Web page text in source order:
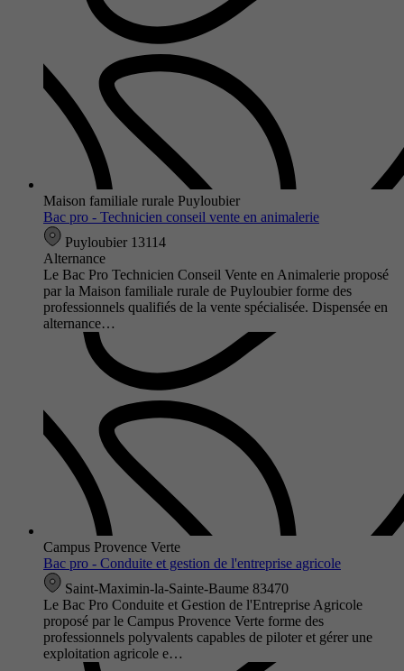
Maison familiale rurale Puyloubier
Bac pro - Technicien conseil vente en animalerie
Puyloubier 13114
Alternance
Le Bac Pro Technicien Conseil Vente en Animalerie proposé
par la Maison familiale rurale de Puyloubier forme des
professionnels qualifiés de la vente spécialisée. Dispensée en
alternance…
Campus Provence Verte
Bac pro - Conduite et gestion de l'entreprise agricole
Saint-Maximin-la-Sainte-Baume 83470
Le Bac Pro Conduite et Gestion de l'Entreprise Agricole
proposé par le Campus Provence Verte forme des
professionnels polyvalents capables de piloter et gérer une
exploitation agricole e…